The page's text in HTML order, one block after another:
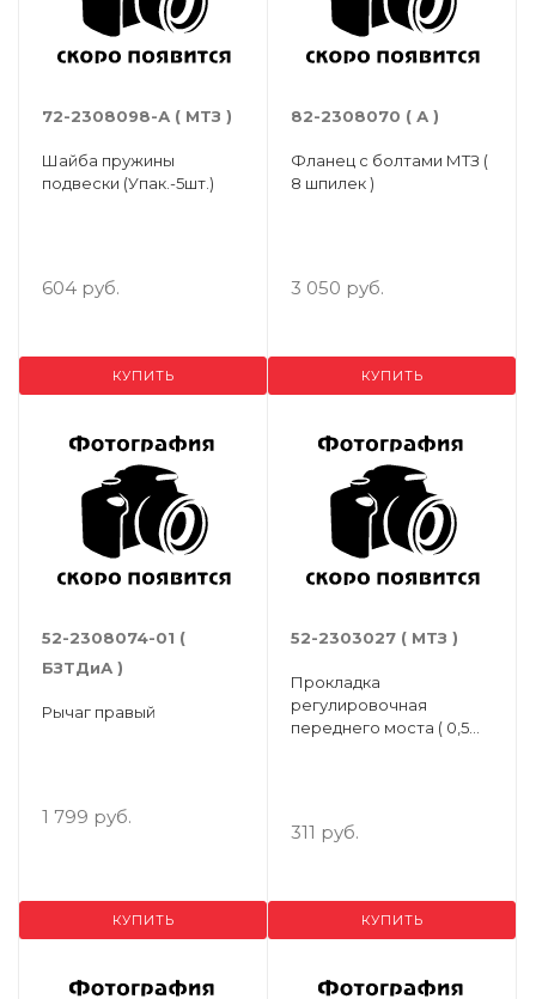
72-2308098-А ( МТЗ )
Шайба пружины
подвески (Упак.-5шт.)
604 руб.
КУПИТЬ
82-2308070 ( А )
Фланец с болтами МТЗ (
8 шпилек )
3 050 руб.
КУПИТЬ
52-2308074-01 (
БЗТДиА )
Рычаг правый
1 799 руб.
КУПИТЬ
52-2303027 ( МТЗ )
Прокладка
регулировочная
переднего моста ( 0,5
311 руб.
КУПИТЬ